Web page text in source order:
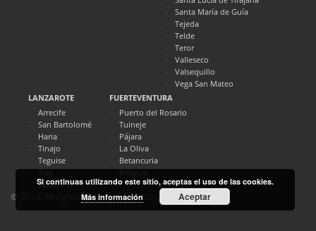
Santa María de Guía
Tejeda
Telde
Teror
Valleseco
Valsequillo
Vega San Mateo
LANZAROTE
Arrecife
San Bartolomé
Haria
Tinajo
Teguise
Tías
Yaiza
FUERTEVENTURA
Puerto del Rosario
Tuineje
Pájara
La Oliva
Betancuria
Antigua
© 2018. All rights reserved. Directocanarias.com
Si continuas utilizando este sitio, aceptas el uso de las cookies.
Más información
Aceptar